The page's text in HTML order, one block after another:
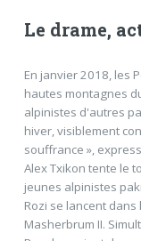
Le drame,
En janvier 2018, les
hautes montagnes
alpinistes d'autres
hiver, visiblement
souffrance »,
Alex Txikon tente le
jeunes alpinistes
Rozi se lancent
Masherbrum II.